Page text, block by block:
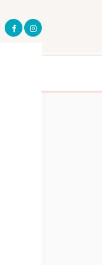
AUJOURD'HUI
À 20:00